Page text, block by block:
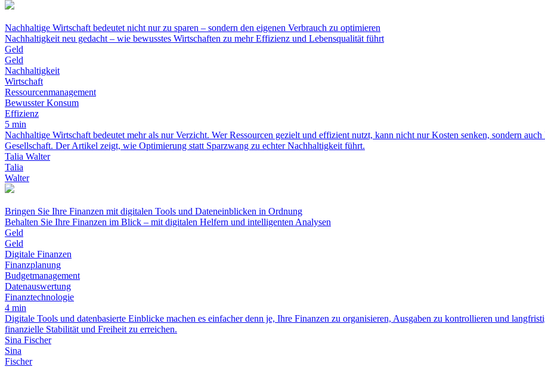
Nachhaltige Wirtschaft bedeutet nicht nur zu sparen – sondern den eigenen Verbrauch zu optimieren
Nachhaltigkeit neu gedacht – wie bewusstes Wirtschaften zu mehr Effizienz und Lebensqualität führt
Geld
Geld
Nachhaltigkeit
Wirtschaft
Ressourcenmanagement
Bewusster Konsum
Effizienz
5 min
Nachhaltige Wirtschaft bedeutet mehr als nur Verzicht. Wer Ressourcen gezielt und effizient nutzt, kann nicht nur Kosten senken, sondern
Gesellschaft. Der Artikel zeigt, wie Optimierung statt Sparzwang zu echter Nachhaltigkeit führt.
Talia Walter
Talia
Walter
Bringen Sie Ihre Finanzen mit digitalen Tools und Dateneinblicken in Ordnung
Behalten Sie Ihre Finanzen im Blick – mit digitalen Helfern und intelligenten Analysen
Geld
Geld
Digitale Finanzen
Finanzplanung
Budgetmanagement
Datenauswertung
Finanztechnologie
4 min
Digitale Tools und datenbasierte Einblicke machen es einfacher denn je, Ihre Finanzen zu organisieren, Ausgaben zu kontrollieren und
finanzielle Stabilität und Freiheit zu erreichen.
Sina Fischer
Sina
Fischer